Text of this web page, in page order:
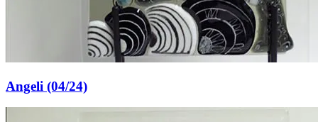
Angeli (04/24)